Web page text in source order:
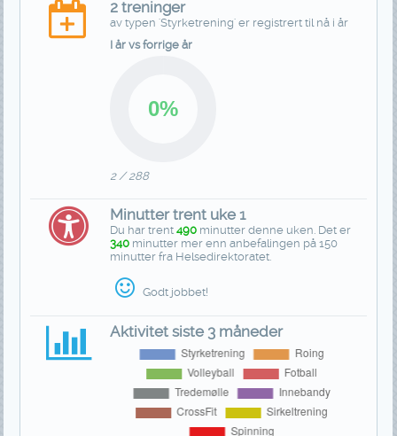
2 treninger
av typen 'Styrketrening' er registrert til nå i år
I år vs forrige år
2 / 288
Minutter trent uke 1
Du har trent490 minutter denne uken. Det er
340 minutter mer enn anbefalingen på 150
minutter fra Helsedirektoratet.
Godt jobbet!
Aktivitet siste 3 måneder